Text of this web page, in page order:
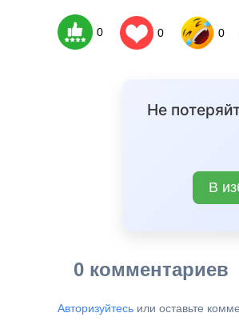
0 0 0
Не
В
0 комментариев
Авторизуйтесь или оставьте